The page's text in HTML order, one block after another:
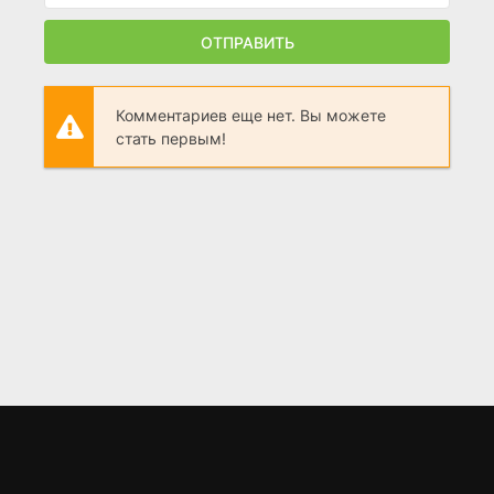
ОТПРАВИТЬ
Комментариев еще нет. Вы можете
стать первым!